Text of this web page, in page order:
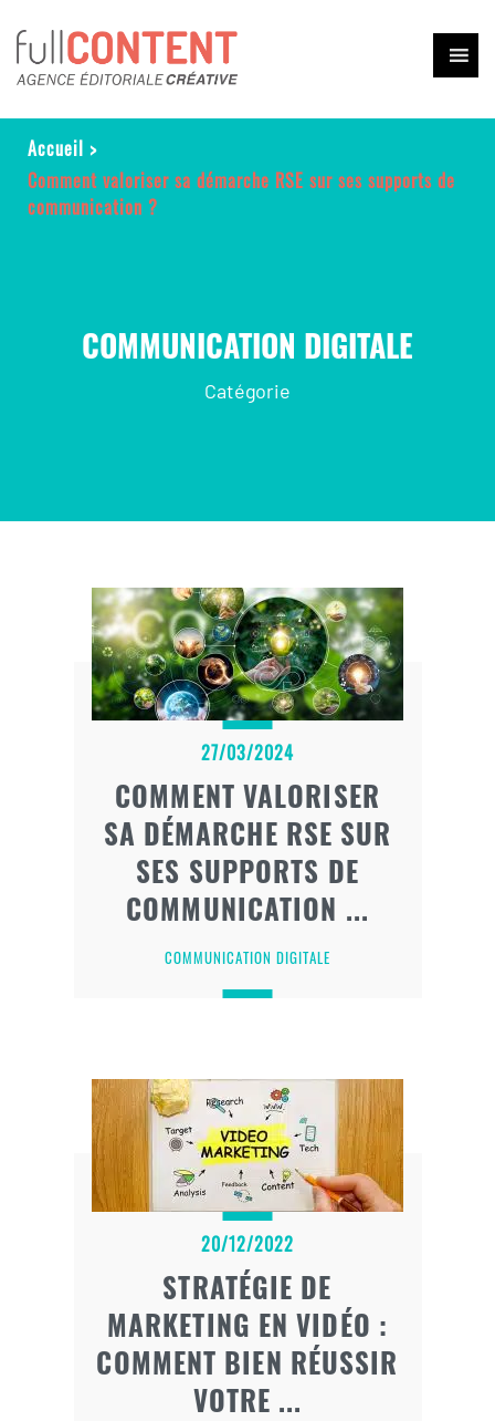
Accueil >
Comment valoriser sa démarche RSE sur ses supports de
communication ?
COMMUNICATION DIGITALE
Catégorie
27/03/2024
COMMENT VALORISER
SA DÉMARCHE RSE SUR
SES SUPPORTS DE
COMMUNICATION ...
COMMUNICATION DIGITALE
20/12/2022
STRATÉGIE DE
MARKETING EN VIDÉO :
COMMENT BIEN RÉUSSIR
VOTRE ...